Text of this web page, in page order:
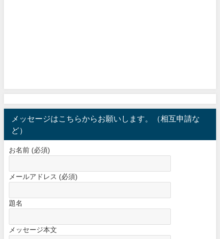
メッセージはこちらからお願いします。（相互申請な
ど）
お名前 (必須)
メールアドレス (必須)
題名
メッセージ本文